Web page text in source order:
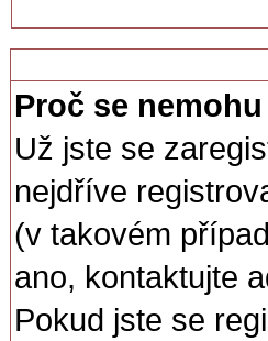
Proč se
Už jste se
nejdříve
(v takovém
ano, kontaktujte
Pokud jste se